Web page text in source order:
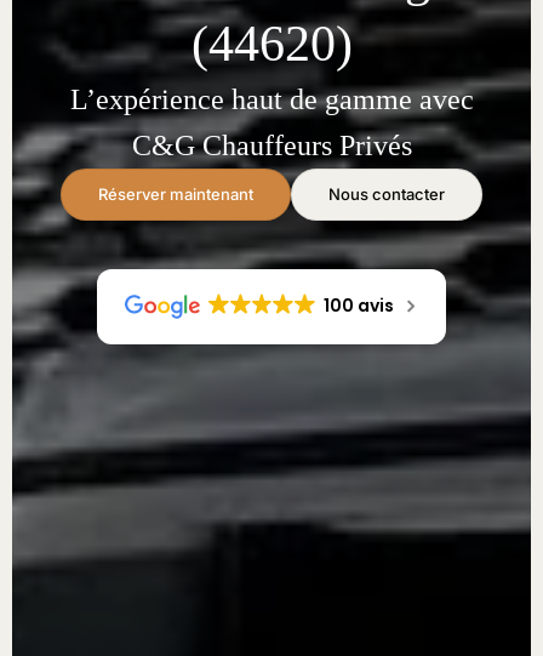
(44620)
L’expérience haut de gamme avec
C&G Chauffeurs Privés
Réserver maintenant Nous contacter
100 avis